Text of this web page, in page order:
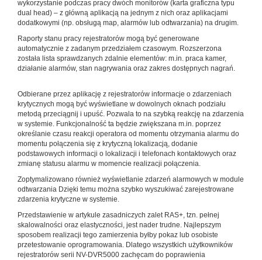
wykorzystanie podczas pracy dwóch monitorów (karta graficzna typu
dual head) – z główną aplikacją na jednym z nich oraz aplikacjami
dodatkowymi (np. obsługą map, alarmów lub odtwarzania) na drugim.
Raporty stanu pracy rejestratorów mogą być generowane
automatycznie z zadanym przedziałem czasowym. Rozszerzona
została lista sprawdzanych zdalnie elementów: m.in. praca kamer,
działanie alarmów, stan nagrywania oraz zakres dostępnych nagrań.
Odbierane przez aplikację z rejestratorów informacje o zdarzeniach
krytycznych mogą być wyświetlane w dowolnych oknach podziału
metodą przeciągnij i upuść. Pozwala to na szybką reakcję na zdarzenia
w systemie. Funkcjonalność ta będzie zwiększana m.in. poprzez
określanie czasu reakcji operatora od momentu otrzymania alarmu do
momentu połączenia się z krytyczną lokalizacją, dodanie
podstawowych informacji o lokalizacji i telefonach kontaktowych oraz
zmianę statusu alarmu w momencie realizacji połączenia.
Zoptymalizowano również wyświetlanie zdarzeń alarmowych w module
odtwarzania Dzięki temu można szybko wyszukiwać zarejestrowane
zdarzenia krytyczne w systemie.
Przedstawienie w artykule zasadniczych zalet RAS+, tzn. pełnej
skalowalności oraz elastyczności, jest nader trudne. Najlepszym
sposobem realizacji tego zamierzenia byłby pokaz lub osobiste
przetestowanie oprogramowania. Dlatego wszystkich użytkowników
rejestratorów serii NV-DVR5000 zachęcam do poprawienia